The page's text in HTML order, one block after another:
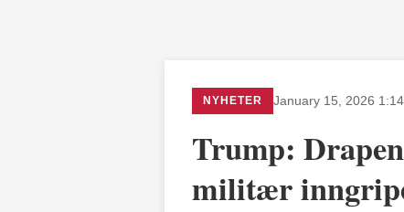
NYHETER January 15, 2026
Trump:
militær